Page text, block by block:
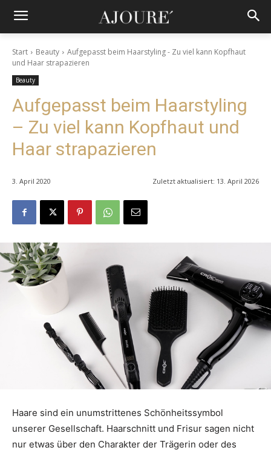
Start Beauty
Aufgepasst beim Haarstyling - Zu viel kann Kopfhaut
und Haar strapazieren
Beauty
Aufgepasst beim Haarstyling
– Zu viel kann Kopfhaut und
Haar strapazieren
3. April 2020 Zuletzt aktualisiert: 13. April 2026
Haare sind ein unumstrittenes Schönheitssymbol
unserer Gesellschaft. Haarschnitt und Frisur sagen nicht
nur etwas über den Charakter der Trägerin oder des